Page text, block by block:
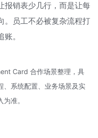
报销表少几行，而是让每
。员工不必被复杂流程打
。
Card 合作场景整理，具
、系统配置、业务场景及实
准。